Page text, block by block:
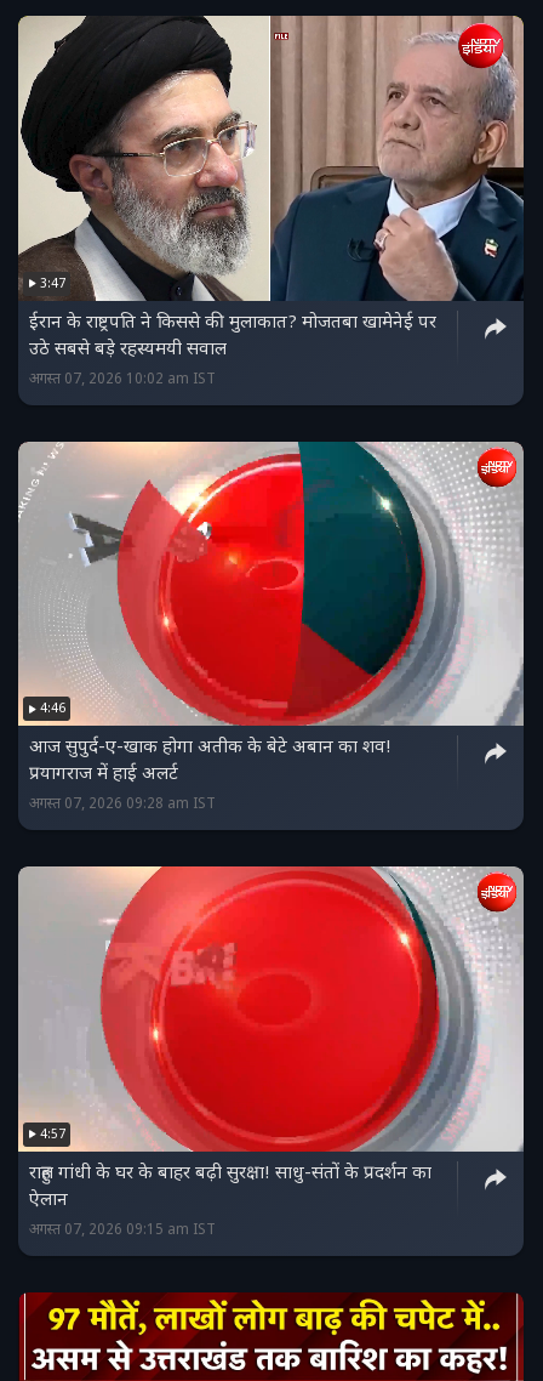
3:47
ईरान के राष्ट्रपति ने किससे की मुलाकात? मोजतबा खामेनेई पर
उठे सबसे बड़े रहस्यमयी सवाल
अगस्त 07, 2026 10:02 am IST
4:46
आज सुपुर्द-ए-खाक होगा अतीक के बेटे अबान का शव!
प्रयागराज में हाई अलर्ट
अगस्त 07, 2026 09:28 am IST
4:57
राहुल गांधी के घर के बाहर बढ़ी सुरक्षा! साधु-संतों के प्रदर्शन का
ऐलान
अगस्त 07, 2026 09:15 am IST